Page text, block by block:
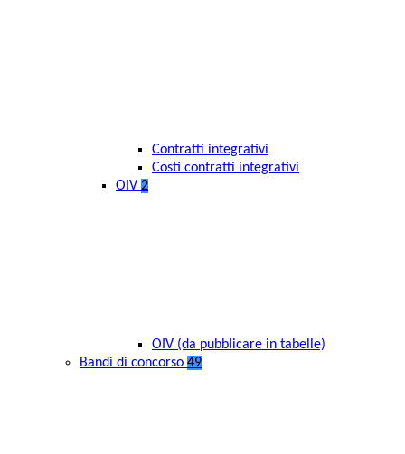
Contratti integrativi
Costi contratti integrativi
OIV 2
OIV (da pubblicare in tabelle)
Bandi di concorso 49